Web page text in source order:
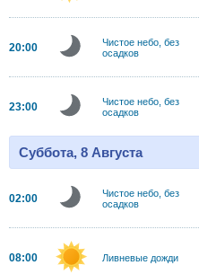
20:00
Чистое небо, без
осадков
23:00
Чистое небо, без
осадков
Суббота, 8 Августа
02:00
Чистое небо, без
осадков
08:00 Ливневые дожди